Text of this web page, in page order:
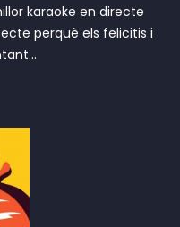
karaoke en directe
perquè els felicitis i